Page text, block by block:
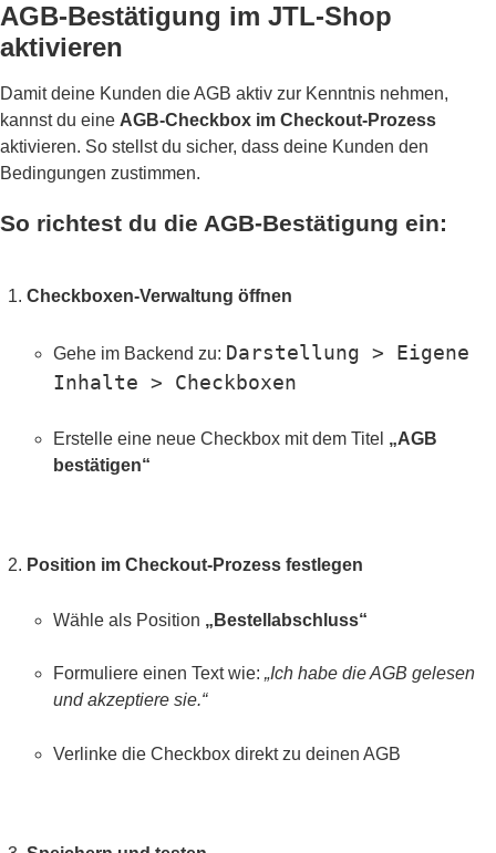
AGB-Bestätigung im JTL-Shop
aktivieren
Damit deine Kunden die AGB aktiv zur Kenntnis nehmen,
kannst du eine AGB-Checkbox im Checkout-Prozess
aktivieren. So stellst du sicher, dass deine Kunden den
Bedingungen zustimmen.
So richtest du die AGB-Bestätigung ein:
Checkboxen-Verwaltung öffnen
Gehe im Backend zu: Darstellung > Eigene
Inhalte > Checkboxen
Erstelle eine neue Checkbox mit dem Titel „AGB
bestätigen“
Position im Checkout-Prozess festlegen
Wähle als Position „Bestellabschluss“
Formuliere einen Text wie: „Ich habe die AGB gelesen
und akzeptiere sie.“
Verlinke die Checkbox direkt zu deinen AGB